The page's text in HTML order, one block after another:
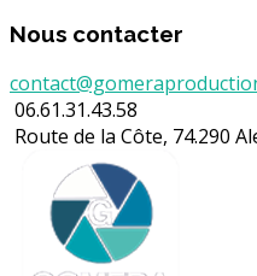
Nous contacter
06.61.31.43.58
Route de la Côte, 74.290